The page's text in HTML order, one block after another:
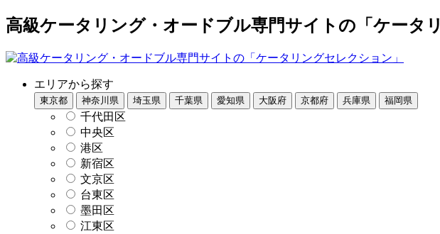
高級ケータリング・オードブル専門サイトの「ケータ
エリアから探す
東京都 神奈川県 埼玉県 千葉県 愛知県 大阪府 京都府 兵庫県 福岡県
千代田区
中央区
港区
新宿区
文京区
台東区
墨田区
江東区